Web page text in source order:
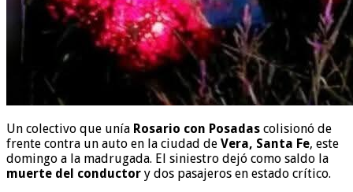
Un colectivo que unía Rosario con Posadas colisionó de
frente contra un auto en la ciudad de Vera, Santa Fe, este
domingo a la madrugada. El siniestro dejó como saldo la
muerte del conductor y dos pasajeros en estado crítico.